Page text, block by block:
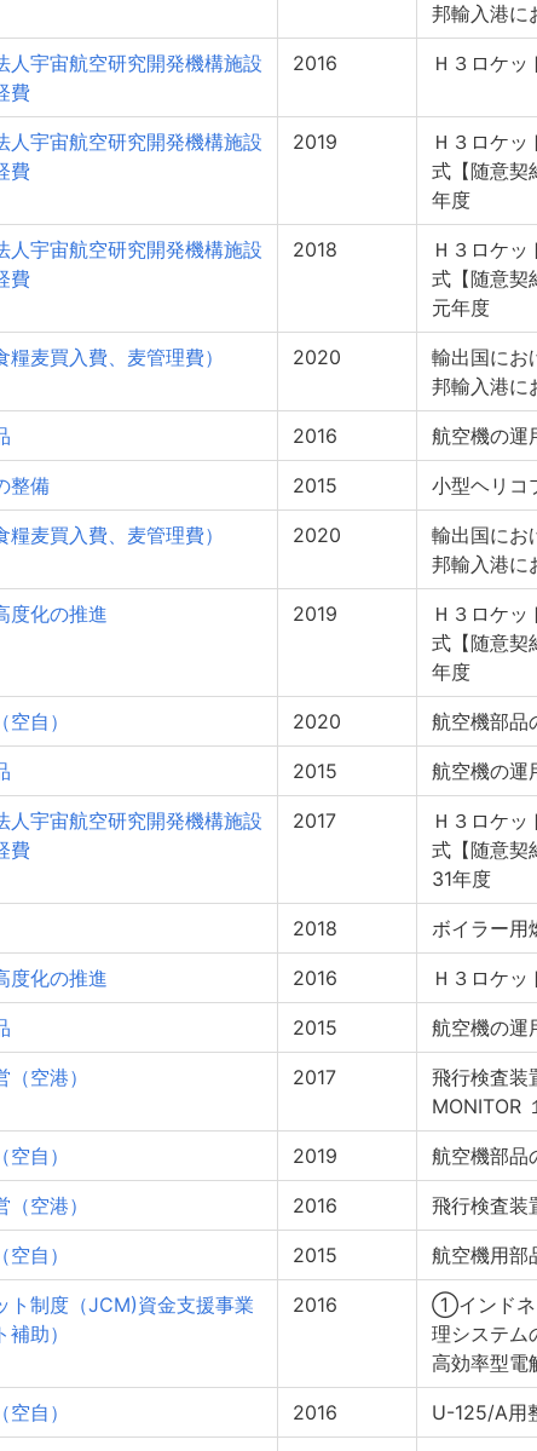
邦輸入港に
人宇宙航空研究開発機構施設
費
2016 Ｈ３ロケッ
人宇宙航空研究開発機構施設
費
2019
Ｈ３ロケ
式【随意契
年度
人宇宙航空研究開発機構施設
費
2018
Ｈ３ロケ
式【随意契
元年度
糧麦買入費、麦管理費） 2020
輸出国にお
邦輸入港に
2016 航空機の運
整備 2015 小型ヘリコ
糧麦買入費、麦管理費） 2020
輸出国にお
邦輸入港に
度化の推進 2019
Ｈ３ロケ
式【随意契
年度
自） 2020 航空機部品
2015 航空機の運
人宇宙航空研究開発機構施設
費
2017
Ｈ３ロケ
式【随意契
31年度
2018 ボイラー
度化の推進 2016 Ｈ３ロケッ
2015 航空機の運
空港） 2017
飛行検査装
MONITOR
自） 2019 航空機部品
空港） 2016 飛行検査装
自） 2015 航空機用
ト制度（JCM)資金支援事業
補助）
2016
①インドネ
理システム
高効率型電
自） 2016 U-125/A用